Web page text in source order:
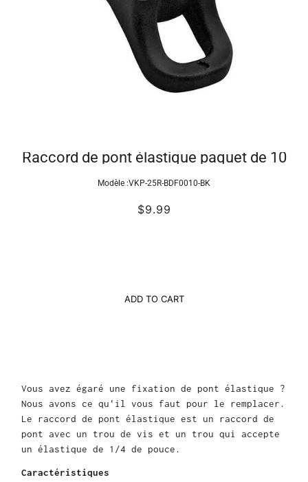
Raccord de pont élastique paquet de 10
Modèle :VKP-25R-BDF0010-BK
$9.99
ADD TO CART
Vous avez égaré une fixation de pont élastique ?
Nous avons ce qu'il vous faut pour le remplacer.
Le raccord de pont élastique est un raccord de
pont avec un trou de vis et un trou qui accepte
un élastique de 1/4 de pouce.
Caractéristiques